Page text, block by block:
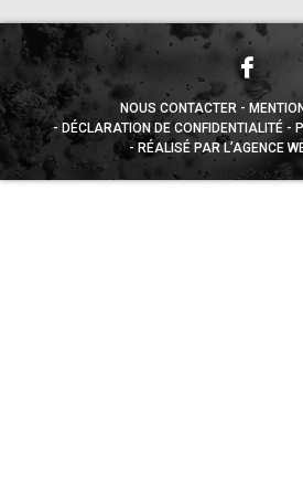
NOUS CONTACTER
DÉCLARATION DE CONFIDENTIALITÉ
RÉALISÉ PAR L’AGENCE